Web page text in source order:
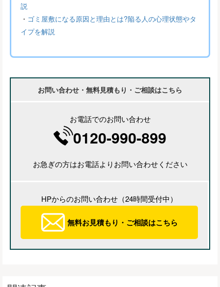
説
・ ゴミ屋敷になる原因と理由とは?陥る人の心理状態やタ
イプを解説
お問い合わせ・無料見積もり・ご相談はこちら
お電話でのお問い合わせ
0120-990-899
お急ぎの方はお電話よりお問い合わせください
HPからのお問い合わせ（24時間受付中）
無料お見積もり・ご相談はこちら